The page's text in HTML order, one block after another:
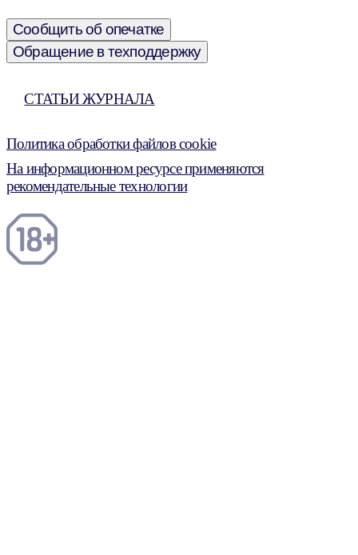
Сообщить об опечатке
Обращение в техподдержку
СТАТЬИ ЖУРНАЛА
Политика обработки файлов cookie
На информационном ресурсе применяются
рекомендательные технологии